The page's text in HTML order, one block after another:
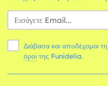
Διάβασα και αποδέχομαι
όροι της Funidelia.